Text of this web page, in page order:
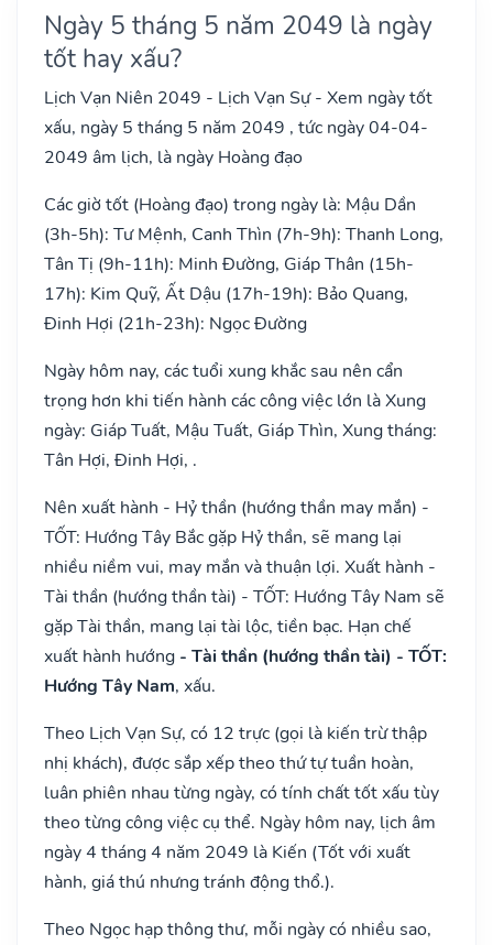
Ngày 5 tháng 5 năm 2049 là ngày
tốt hay xấu?
Lịch Vạn Niên 2049 - Lịch Vạn Sự - Xem ngày tốt
xấu, ngày 5 tháng 5 năm 2049 , tức ngày 04-04-
2049 âm lịch, là ngày Hoàng đạo
Các giờ tốt (Hoàng đạo) trong ngày là: Mậu Dần
(3h-5h): Tư Mệnh, Canh Thìn (7h-9h): Thanh Long,
Tân Tị (9h-11h): Minh Đường, Giáp Thân (15h-
17h): Kim Quỹ, Ất Dậu (17h-19h): Bảo Quang,
Đinh Hợi (21h-23h): Ngọc Đường
Ngày hôm nay, các tuổi xung khắc sau nên cẩn
trọng hơn khi tiến hành các công việc lớn là Xung
ngày: Giáp Tuất, Mậu Tuất, Giáp Thìn, Xung tháng:
Tân Hợi, Đinh Hợi, .
Nên xuất hành - Hỷ thần (hướng thần may mắn) -
TỐT: Hướng Tây Bắc gặp Hỷ thần, sẽ mang lại
nhiều niềm vui, may mắn và thuận lợi. Xuất hành -
Tài thần (hướng thần tài) - TỐT: Hướng Tây Nam sẽ
gặp Tài thần, mang lại tài lộc, tiền bạc. Hạn chế
xuất hành hướng - Tài thần (hướng thần tài) - TỐT:
Hướng Tây Nam, xấu.
Theo Lịch Vạn Sự, có 12 trực (gọi là kiến trừ thập
nhị khách), được sắp xếp theo thứ tự tuần hoàn,
luân phiên nhau từng ngày, có tính chất tốt xấu tùy
theo từng công việc cụ thể. Ngày hôm nay, lịch âm
ngày 4 tháng 4 năm 2049 là Kiến (Tốt với xuất
hành, giá thú nhưng tránh động thổ.).
Theo Ngọc hạp thông thư, mỗi ngày có nhiều sao,